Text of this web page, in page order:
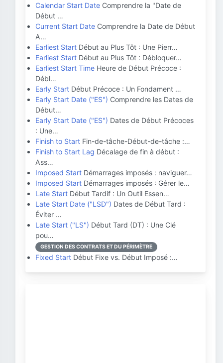
Calendar Start Date Comprendre la "Date de
Début …
Current Start Date Comprendre la Date de Début
A…
Earliest Start Début au Plus Tôt : Une Pierr…
Earliest Start Début au Plus Tôt : Débloquer…
Earliest Start Time Heure de Début Précoce :
Débl…
Early Start Début Précoce : Un Fondament …
Early Start Date ("ES") Comprendre les Dates de
Début…
Early Start Date ("ES") Dates de Début Précoces
: Une…
Finish to Start Fin-de-tâche-Début-de-tâche :…
Finish to Start Lag Décalage de fin à début :
Ass…
Imposed Start Démarrages imposés : naviguer…
Imposed Start Démarrages imposés : Gérer le…
Late Start Début Tardif : Un Outil Essen…
Late Start Date ("LSD") Dates de Début Tard :
Éviter …
Late Start ("LS") Début Tard (DT) : Une Clé
pou…
GESTION DES CONTRATS ET DU PÉRIMÈTRE
Fixed Start Début Fixe vs. Début Imposé :…